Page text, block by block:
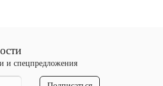
и спецпредложения